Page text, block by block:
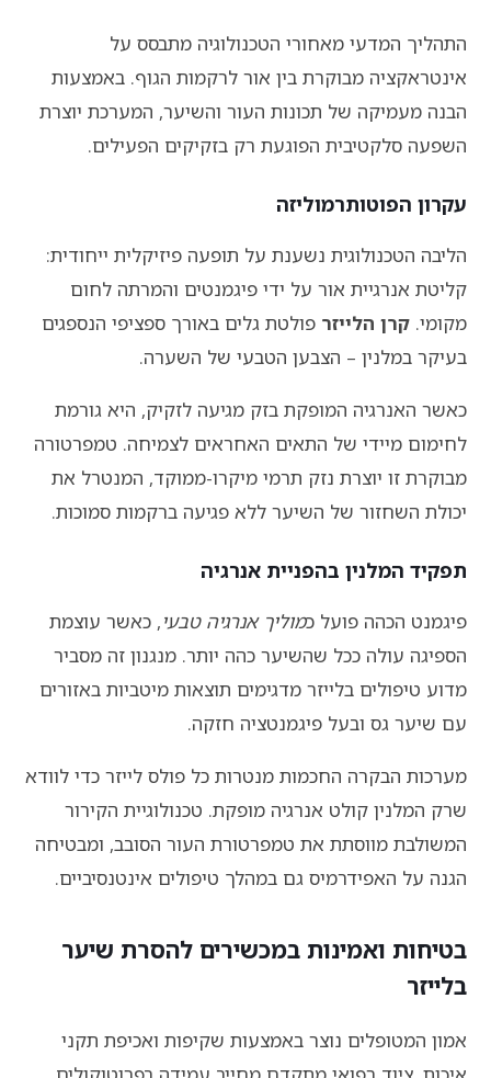
התהליך המדעי מאחורי הטכנולוגיה מתבסס על
אינטראקציה מבוקרת בין אור לרקמות הגוף. באמצעות
הבנה מעמיקה של תכונות העור והשיער, המערכת יוצרת
השפעה סלקטיבית הפוגעת רק בזקיקים הפעילים.
עקרון הפוטותרמוליזה
הליבה הטכנולוגית נשענת על תופעה פיזיקלית ייחודית:
קליטת אנרגיית אור על ידי פיגמנטים והמרתה לחום
מקומי. קרן הלייזר פולטת גלים באורך ספציפי הנספגים
בעיקר במלנין – הצבען הטבעי של השערה.
כאשר האנרגיה המופקת בזק מגיעה לזקיק, היא גורמת
לחימום מיידי של התאים האחראים לצמיחה. טמפרטורה
מבוקרת זו יוצרת נזק תרמי מיקרו-ממוקד, המנטרל את
יכולת השחזור של השיער ללא פגיעה ברקמות סמוכות.
תפקיד המלנין בהפניית אנרגיה
פיגמנט הכהה פועל כמוליך אנרגיה טבעי, כאשר עוצמת
הספיגה עולה ככל שהשיער כהה יותר. מנגנון זה מסביר
מדוע טיפולים בלייזר מדגימים תוצאות מיטביות באזורים
עם שיער גס ובעל פיגמנטציה חזקה.
מערכות הבקרה החכמות מנטרות כל פולס לייזר כדי לוודא
שרק המלנין קולט אנרגיה מופקת. טכנולוגיית הקירור
המשולבת מווסתת את טמפרטורת העור הסובב, ומבטיחה
הגנה על האפידרמיס גם במהלך טיפולים אינטנסיביים.
בטיחות ואמינות במכשירים להסרת שיער
בלייזר
אמון המטופלים נוצר באמצעות שקיפות ואכיפת תקני